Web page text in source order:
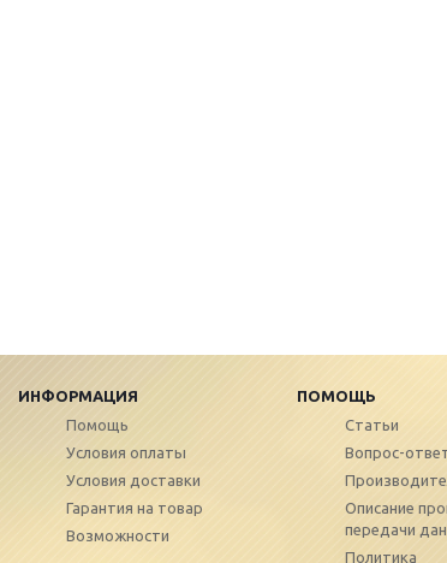
ИНФОРМАЦИЯ
ПОМОЩЬ
Помощь
Условия оплаты
Условия доставки
Гарантия на товар
Возможности
Статьи
Вопрос-
Описание
передачи
Политика